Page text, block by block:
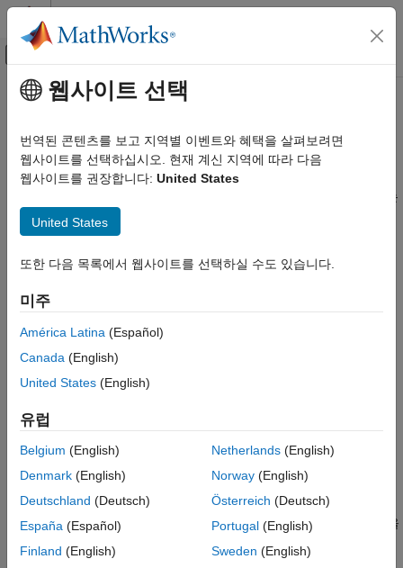
콘텐츠로 바로 가기
오프캔버스 탐색 메뉴 토글
문서 홈
카테고리
Simulink 시작하기
Simulink 환경 기본 사항
시뮬레이션
Simulink에서 MATLAB 프로젝트
사용하기
모델 비교
설계 에볼루션 관리
요구 사항 추적성
시뮬레이션 통합
Simulink에서 지원되는 하드웨어
주요 콘텐츠
프로젝트 관리
Simulink 에서 MATLAB ®프로젝트 툴 사용하기
프로젝트는 필요한 파일을 찾고, 파일과 설정을 관리 및 공유하고,
소스 컨트롤과 상호 작용하여 대규모 모델링 프로젝트를 구성하는
데 도움이 됩니다.
문서에서프로젝트항목을 참조하십시오. Simulink와 관련한
Simulink에서 MATLAB 프로젝트 사용하기항목을 참조하십시오.
자주 보는 항목
Create Project from Model
Explore Project Tools with Airframe Project
카테고리
Simulink에서 MATLAB 프로젝트 사용하기
Simulink 템플릿으로 프로젝트를 만들고, 프로젝트 내 모든 모델을
웹사이트 선택
번역된 콘텐츠를 보고 지역별 이벤트와 혜택을 살펴보려면
웹사이트를 선택하십시오. 현재 계신 지역에 따라 다음
웹사이트를 권장합니다: United States
United States
또한 다음 목록에서 웹사이트를 선택하실 수도 있습니다.
미주
América Latina (Español)
Canada (English)
United States (English)
유럽
Belgium (English)
Denmark (English)
Deutschland (Deutsch)
España (Español)
Finland (English)
Netherlands(English)
Norway(English)
Österreich (Deutsch)
Portugal(English)
Sweden (English)